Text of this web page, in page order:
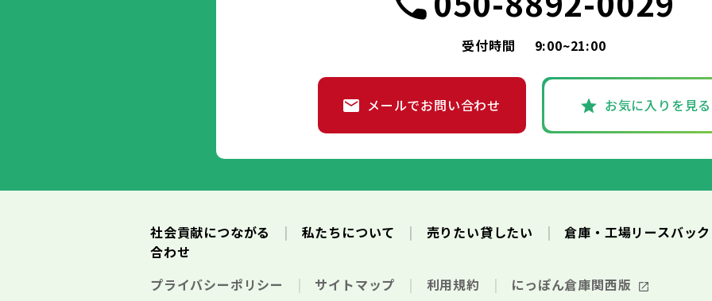
受付時間 9:00~21:00
メールでお問い合わせ お気に入りを見る
社会貢献につながる 私たちについて 売りたい貸したい
倉庫・工場リースバッ
合わせ
プライバシーポリシー
サイトマップ 利用規約 にっぽん倉庫関西版